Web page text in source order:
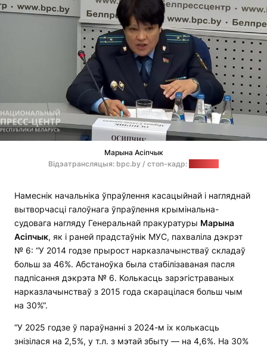
Марына Асіпчык
Відэатрансляцыя: bpc.by / стоп-кадр:
Намеснік начальніка ўпраўлення касацыйнай і нагляднай
вытворчасці галоўнага ўпраўлення крымінальна-
судовага нагляду Генеральнай пракуратуры Марына
Асіпчык, як і раней прадстаўнік МУС, пахваліла дэкрэт
№ 6: “У 2014 годзе прырост нарказлачынстваў складаў
больш за 46%. Абстаноўка была стабілізаваная пасля
падпісання дэкрэта № 6. Колькасць зарэгістраваных
нарказлачынстваў з 2015 года скарацілася больш чым
на 30%“.
“У 2025 годзе ў параўнанні з 2024-м іх колькасць
знізілася на 2,5%, у т.л. з мэтай збыту — на 4,6%. На 30%